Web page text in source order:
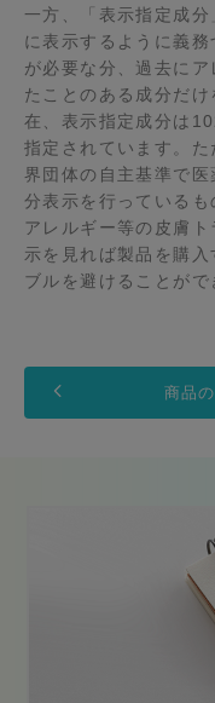
一方、「表示指定成分
に表示するように義
が必要な分、過去に
たことのある成分だ
在、表示指定成分は
指定されています。
界団体の自主基準で
分表示を行っている
アレルギー等の皮膚
示を見れば製品を購
ブルを避けることがで
商品